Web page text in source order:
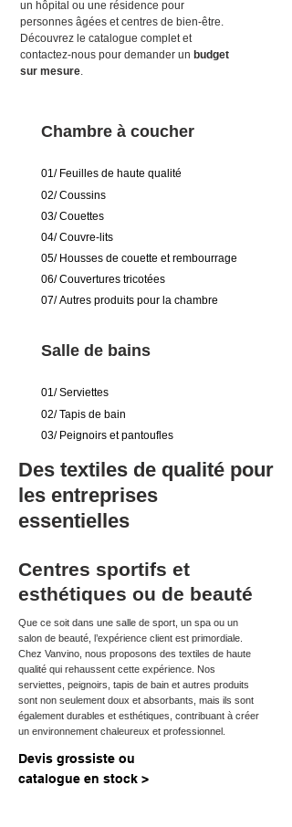
un hôpital ou une résidence pour
personnes âgées et centres de bien-être.
Découvrez le catalogue complet et
contactez-nous pour demander un budget
sur mesure.
Chambre à coucher
01/ Feuilles de haute qualité
02/ Coussins
03/ Couettes
04/ Couvre-lits
05/ Housses de couette et rembourrage
06/ Couvertures tricotées
07/Autres produits pour la chambre
Salle de bains
01/ Serviettes
02/ Tapis de bain
03/ Peignoirs et pantoufles
Des textiles de qualité pour
les entreprises
essentielles
Centres sportifs et
esthétiques ou de beauté
Que ce soit dans une salle de sport, un spa ou un
salon de beauté, l’expérience client est primordiale.
Chez Vanvino, nous proposons des textiles de haute
qualité qui rehaussent cette expérience. Nos
serviettes, peignoirs, tapis de bain et autres produits
sont non seulement doux et absorbants, mais ils sont
également durables et esthétiques, contribuant à créer
un environnement chaleureux et professionnel.
Devis grossiste ou
catalogue en stock >